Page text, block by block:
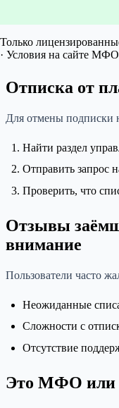
Только
· Условия на сайте МФО
Отписка от
Для отмены подписки
Найти раздел
Отправить запрос
Проверить, что
Отзывы
внимание
Пользователи часто
Неожиданные
Сложности с
Отсутствие
Это МФО или